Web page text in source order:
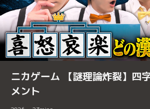
ニカゲーム 【謎理論炸裂】四
メント